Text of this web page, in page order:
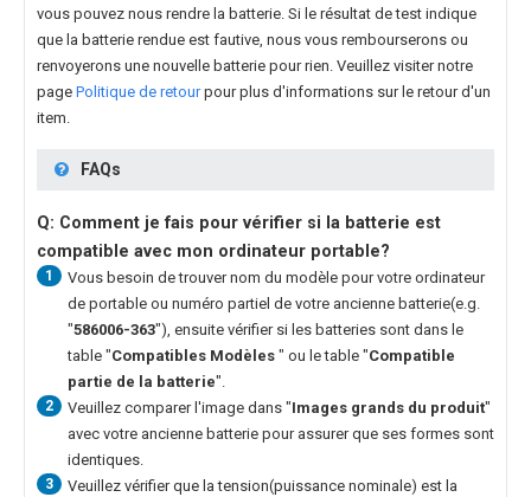
vous pouvez nous rendre la batterie. Si le résultat de test indique
que la batterie rendue est fautive, nous vous rembourserons ou
renvoyerons une nouvelle batterie pour rien. Veuillez visiter notre
page Politique de retourpour plus d'informations sur le retour d'un
item.
FAQs
Q: Comment je fais pour vérifier si la batterie est
compatible avec mon ordinateur portable?
1
Vous besoin de trouver nom du modèle pour votre ordinateur
de portable ou numéro partiel de votre ancienne batterie(e.g.
"586006-363"), ensuite vérifier si les batteries sont dans le
table "Compatibles Modèles " ou le table "Compatible
partie de la batterie".
2 Veuillez comparer l'image dans "Images grands du produit"
avec votre ancienne batterie pour assurer que ses formes sont
identiques.
3
Veuillez vérifier que la tension(puissance nominale) est la